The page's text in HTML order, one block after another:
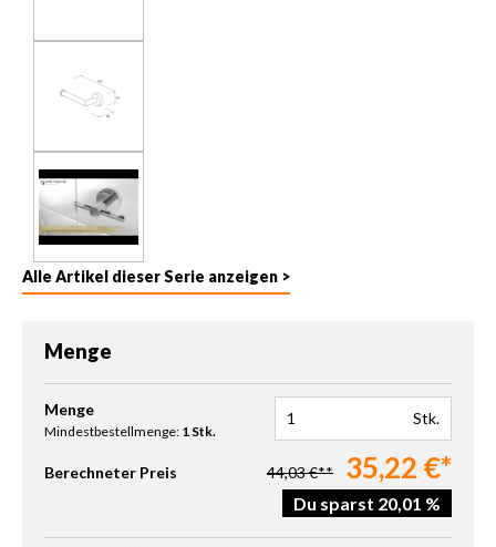
Alle Artikel dieser Serie anzeigen >
Menge
Produkt Anzahl: Gib den gewünschten Wert ein oder benutze
Menge
Mindestbestellmenge: 1 Stk.
Stk.
Berechneter Preis 44,03 €** 35,22 €*
Du sparst 20,01 %